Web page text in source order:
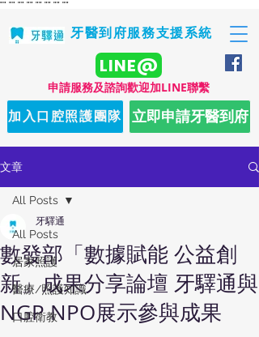
"" "" "" "" "" "" "" ""
牙醫到府服務支援系統
​申請服務及諮詢歡迎加LINE聯繫
LINE@
立即申請牙醫到府
加入口腔照護團隊
文章
All Posts
居家照護
醫療/照護知識
口腔衛教
All Posts
數發部「數據賦能 公益創
新」成果分享論壇 牙驛通與
NGP NPO展示參與成果
牙驛通